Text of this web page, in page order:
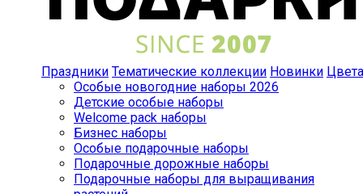
Праздники Тематические коллекции Новинки Цвета
Особые новогодние наборы 2026
Детские особые наборы
Welcome pack наборы
Бизнес наборы
Особые подарочные наборы
Подарочные дорожные наборы
Подарочные наборы для выращивания